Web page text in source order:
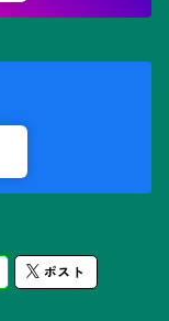
ポスト